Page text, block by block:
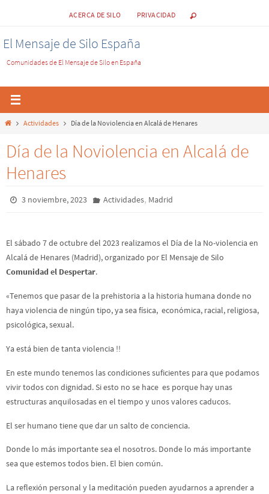
ACERCA DE SILO PRIVACIDAD
El Mensaje de Silo España
Comunidades de El Mensaje de Silo en España
Actividades Día de la Noviolencia en Alcalá de Henares
Día de la Noviolencia en Alcalá de
Henares
3 noviembre, 2023 Actividades, Madrid
El sábado 7 de octubre del 2023 realizamos el Día de la No-violencia en
Alcalá de Henares (Madrid), organizado por El Mensaje de Silo
Comunidad el Despertar.
«Tenemos que pasar de la prehistoria a la historia humana donde no
haya violencia de ningún tipo, ya sea física, económica, racial, religiosa,
psicológica, sexual.
Ya está bien de tanta violencia !!
En este mundo tenemos las condiciones suficientes para que podamos
vivir todos con dignidad. Si esto no se hace es porque hay unas
estructuras anquilosadas en el tiempo y unos valores caducos.
El ser humano tiene que dar un salto de conciencia.
Donde lo más importante sea el nosotros. Donde lo más importante
sea que estemos todos bien. El bien común.
La reflexión personal y la meditación pueden ayudarnos a aprender a